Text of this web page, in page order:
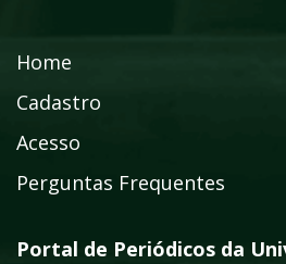
Home
Cadastro
Acesso
Perguntas Frequentes
Portal de Periódicos da